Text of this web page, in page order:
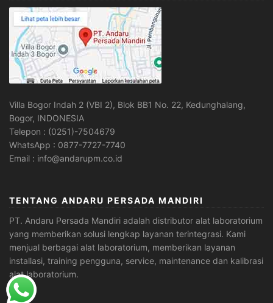
Villa Bogor Indah 2 (VBI 2), Blok BB1 No. 22, Kedunghalang,
Bogor, INDONESIA
Telepon : (0251)-7504679
WhatsApp : 0877-7727-7740
Email : info@andarupm.co.id
TENTANG ANDARU PERSADA MANDIRI
PT. Andaru Persada Mandiri adalah distributor alat laboratorium
yang memberikan solusi lengkap layanan terintegrasi. Kami
menjual berbagai alat laboratorium, memberikan layanan
installasi, training pengguna, service, maintenance dan kalibrasi
alat laboratorium.